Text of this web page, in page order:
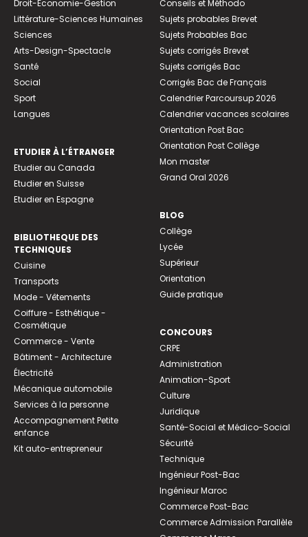
Droit-Economie-Gestion
Littérature-Sciences Humaines
Sciences
Arts-Design-Spectacle
Santé
Social
Sport
Langues
ETUDIER À L’ÉTRANGER
Etudier au Canada
Etudier en Suisse
Etudier en Espagne
BIBLIOTHEQUE DES
TECHNIQUES
Cuisine
Transports
Mode - Vêtements
Coiffure - Esthétique -
Cosmétique
Commerce - Vente
Bâtiment - Architecture
Électricité
Mécanique automobile
Services à la personne
Accompagnement Petite
enfance
Kit auto-entrepreneur
Conseils et Méthodo
Sujets probables Brevet
Sujets Probables Bac
Sujets corrigés Brevet
Sujets corrigés Bac
Corrigés Bac de Français
Calendrier Parcoursup 2026
Calendrier vacances scolaires
Orientation Post Bac
Orientation Post Collège
Mon master
Grand Oral 2026
BLOG
Collège
Lycée
Supérieur
Orientation
Guide pratique
CONCOURS
CRPE
Administration
Animation-Sport
Culture
Juridique
Santé-Social et Médico-Social
Sécurité
Technique
Ingénieur Post-Bac
Ingénieur Maroc
Commerce Post-Bac
Commerce Admission Parallèle